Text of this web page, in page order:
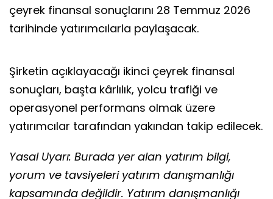
çeyrek finansal sonuçlarını 28 Temmuz 2026
tarihinde yatırımcılarla paylaşacak.
Şirketin açıklayacağı ikinci çeyrek finansal
sonuçları, başta kârlılık, yolcu trafiği ve
operasyonel performans olmak üzere
yatırımcılar tarafından yakından takip edilecek.
Yasal Uyarı: Burada yer alan yatırım bilgi,
yorum ve tavsiyeleri yatırım danışmanlığı
kapsamında değildir. Yatırım danışmanlığı